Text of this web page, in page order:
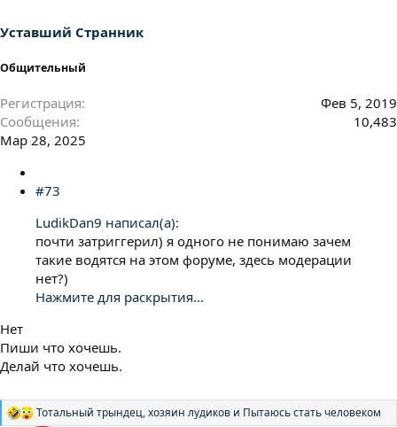
Уставший Странник
Общительный
Регистрация
Фев 5, 2019
Сообщения
10,483
Мар 28, 2025
#73
LudikDan9 написал(а):
почти затриггерил) я одного не понимаю зачем
такие водятся на этом форуме, здесь модерации
нет?)
Нажмите для раскрытия...
Нет
Пиши что хочешь.
Делай что хочешь.
Р
Тотальный трындец,хозяин лудиков и Пытаюсь стать человеком